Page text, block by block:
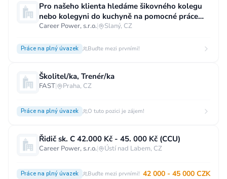
Pro našeho klienta hledáme šikovného kolegu
nebo kolegyni do kuchyně na pomocné práce
(TPS)
Career Power, s.r.o.| Slaný, CZ
Práce na plný úvazek Buďte mezi prvními!
Školitel/ka, Trenér/ka
FAST| Praha, CZ
Práce na plný úvazek O tuto pozici je zájem!
Řidič sk. C 42.000 Kč - 45. 000 Kč (CCU)
Career Power, s.r.o.| Ústí nad Labem, CZ
Práce na plný úvazek Buďte mezi prvními! 42 000 - 45 000 CZK